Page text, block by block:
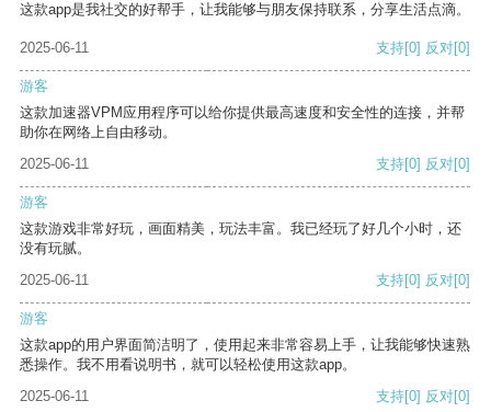
这款app是我社交的好帮手，让我能够与朋友保持联系，分享生活点滴。
2025-06-11 支持[0] 反对[0]
游客
这款加速器VPM应用程序可以给你提供最高速度和安全性的连接，并帮
助你在网络上自由移动。
2025-06-11
支持[0] 反对[0]
游客
这款游戏非常好玩，画面精美，玩法丰富。我已经玩了好几个小时，还
没有玩腻。
2025-06-11
支持[0] 反对[0]
游客
这款app的用户界面简洁明了，使用起来非常容易上手，让我能够快速熟
悉操作。我不用看说明书，就可以轻松使用这款app。
2025-06-11
支持[0] 反对[0]